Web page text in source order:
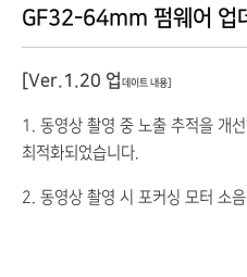
GF32-64mm 펌웨어 업
[Ver.1.20 업 데이트 내용]
1. 동영상 촬영 중 노출 추적을 개
최적화되었습니다.
2. 동영상 촬영 시 포커싱 모터 소